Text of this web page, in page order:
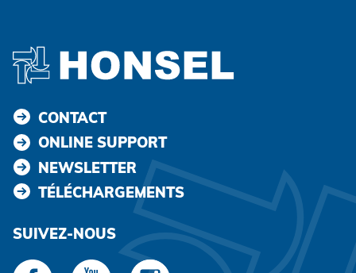
CONTACT
ONLINE SUPPORT
NEWSLETTER
TÉLÉCHARGEMENTS
SUIVEZ-NOUS